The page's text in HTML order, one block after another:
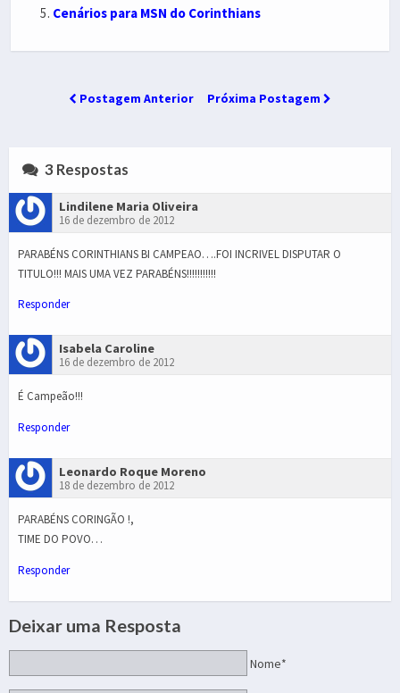
Cenários para MSN do Corinthians
Postagem Anterior Próxima Postagem
3 Respostas
Lindilene Maria Oliveira
16 de dezembro de 2012
PARABÉNS CORINTHIANS BI CAMPEAO….FOI INCRIVEL DISPUTAR O
TITULO!!! MAIS UMA VEZ PARABÉNS!!!!!!!!!!!
Responder
Isabela Caroline
16 de dezembro de 2012
É Campeão!!!
Responder
Leonardo Roque Moreno
18 de dezembro de 2012
PARABÉNS CORINGÃO !,
TIME DO POVO…
Responder
Deixar uma Resposta
Nome*